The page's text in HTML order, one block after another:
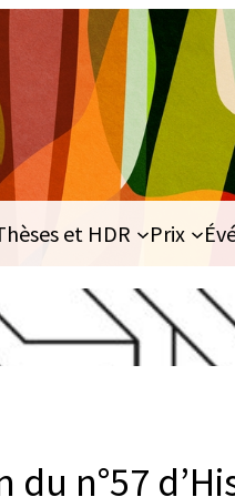
et HDR Prix
du n°57